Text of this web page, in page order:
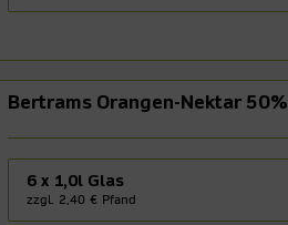
Bertrams Orangen-Nektar 50%
6 x 1,0l Glas
zzgl. 2,40 € Pfand